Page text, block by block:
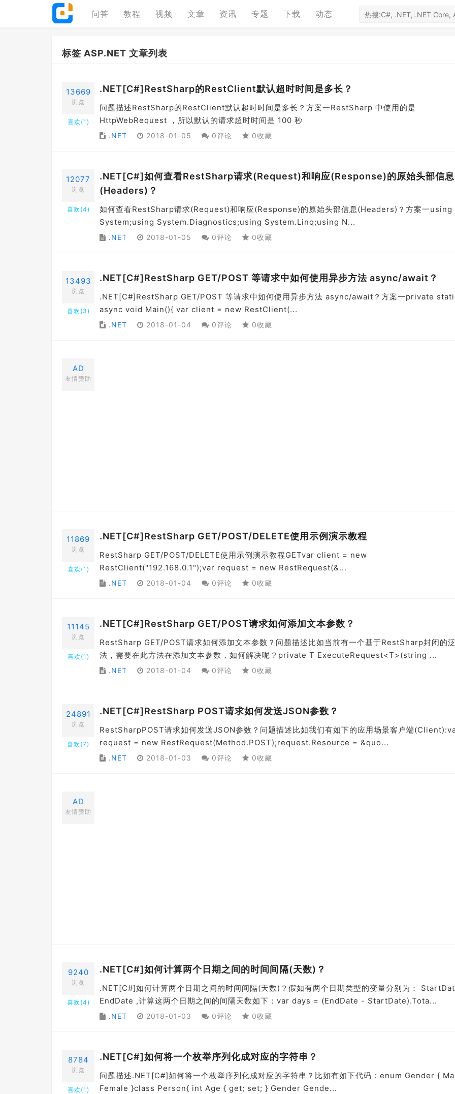
问答 教程 视频 文章 资讯 专题 下载 动态
标签 ASP.NET 文章列表
13669
浏览
喜欢(1 )
.NET[C#]RestSharp的RestClient默认超时时间是多长？
问题描述RestSharp的RestClient默认超时时间是多长？方案一RestSharp 中使用的是
HttpWebRequest ，所以默认的请求超时时间是 100 秒
.NET 2018-01-05 0评论 0收藏
12077
浏览
喜欢(4)
.NET[C#]如何查看RestSharp请求(Request)和响应(Response)的原始头部信息
(Headers)？
如何查看RestSharp请求(Request)和响应(Response)的原始头部信息(Headers)？方案一using
System;using System.Diagnostics;using System.Linq;using N...
.NET 2018-01-05 0评论 0收藏
13493
浏览
喜欢(3)
.NET[C#]RestSharp GET/POST 等请求中如何使用异步方法 async/await？
.NET[C#]RestSharp GET/POST 等请求中如何使用异步方法 async/await？方案一private
async void Main(){ var client = new RestClient(...
.NET 2018-01-04 0评论 0收藏
AD
友情赞助
11869
浏览
喜欢(1 )
.NET[C#]RestSharp GET/POST/DELETE使用示例演示教程
RestSharp GET/POST/DELETE使用示例演示教程GETvar client = new
RestClient("192.168.0.1");var request = new RestRequest(&...
.NET 2018-01-04 0评论 0收藏
11145
浏览
喜欢(1 )
.NET[C#]RestSharp GET/POST请求如何添加文本参数？
RestSharp GET/POST请求如何添加文本参数？问题描述比如当前有一个基于RestSharp封闭的
法，需要在此方法在添加文本参数，如何解决呢？private T ExecuteRequest<T>(string ...
.NET 2018-01-04 0评论 0收藏
24891
浏览
喜欢(7)
.NET[C#]RestSharp POST请求如何发送JSON参数？
RestSharpPOST请求如何发送JSON参数？问题描述比如我们有如下的应用场景客户端
request = new RestRequest(Method.POST);request.Resource = &quo...
.NET 2018-01-03 0评论 0收藏
AD
友情赞助
9240
浏览
喜欢(4)
.NET[C#]如何计算两个日期之间的时间间隔(天数)？
.NET[C#]如何计算两个日期之间的时间间隔(天数)？假如有两个日期类型的变量分别为：
EndDate ,计算这两个日期之间的间隔天数如下：var days = (EndDate - StartDate).Tota...
.NET 2018-01-03 0评论 0收藏
8784
浏览
喜欢(1 )
.NET[C#]如何将一个枚举序列化成对应的字符串？
问题描述.NET[C#]如何将一个枚举序列化成对应的字符串？比如有如下代码：enum Gender {
Female }class Person{ int Age { get; set; } Gender Gende...